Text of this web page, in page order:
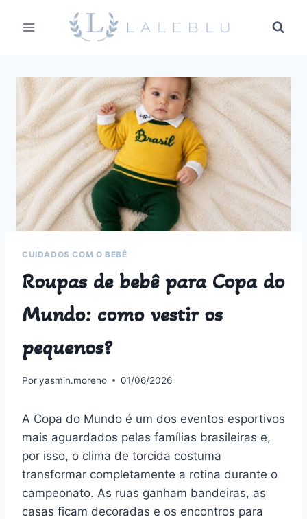
para
CUIDADOS COM O BEBÊ
Roupas de bebê para Copa do
Mundo: como vestir os
pequenos?
Poryasmin.moreno 01/06/2026
A Copa do Mundo é um dos eventos esportivos
mais aguardados pelas famílias brasileiras e,
por isso, o clima de torcida costuma
transformar completamente a rotina durante o
campeonato. As ruas ganham bandeiras, as
casas ficam decoradas e os encontros para